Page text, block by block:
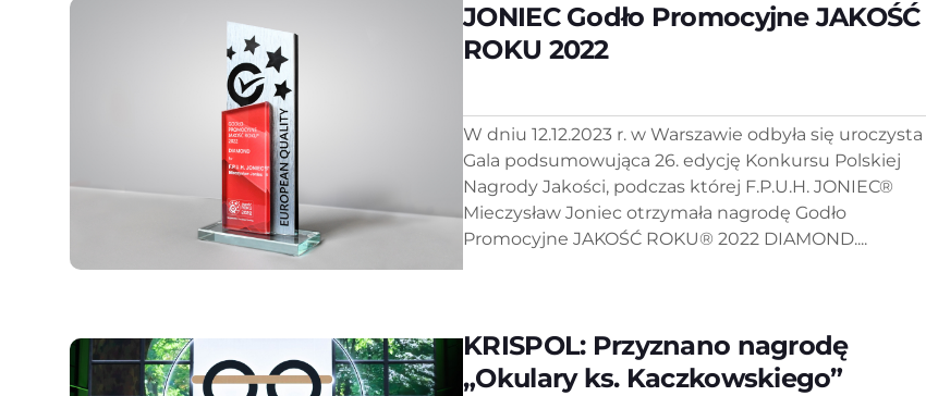
JONIEC Godło Promocyjne JAKOŚĆ
ROKU 2022
W dniu 12.12.2023 r. w Warszawie odbyła się uroczysta
Gala podsumowująca 26. edycję Konkursu Polskiej
Nagrody Jakości, podczas której F.P.U.H. JONIEC®
Mieczysław Joniec otrzymała nagrodę Godło
Promocyjne JAKOŚĆ ROKU® 2022 DIAMOND....
KRISPOL: Przyznano nagrodę
„Okulary ks. Kaczkowskiego”